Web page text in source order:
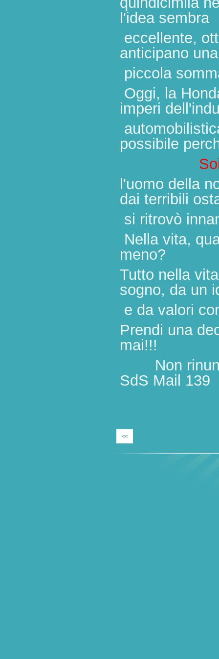
l'idea sembra
eccellente,
anticipano una
piccola
Oggi, la
imperi
possibile
l'uomo della
dai terribili
si ritrovò
Nella vita,
meno?
Tutto nella
sogno, da un
e da valori
Prendi una
mai!!!
Non
SdS Mail 139
<<